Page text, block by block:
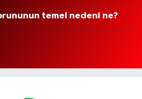
temel nedeni ne?